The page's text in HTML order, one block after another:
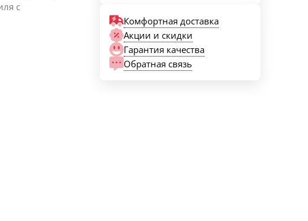
с
Комфортная доставка
Акции и скидки
Гарантия качества
Обратная связь